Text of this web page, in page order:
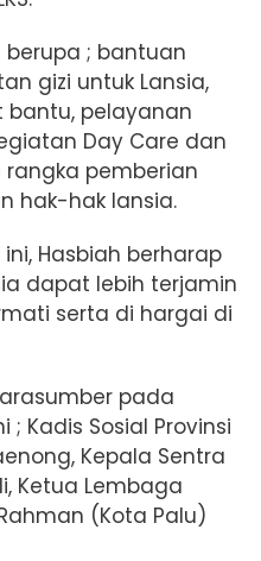
; bantuan
gizi untuk Lansia,
pelayanan
Day Care dan
pemberian
hak-hak lansia.
Hasbiah berharap
dapat lebih terjamin
serta di hargai di
pada
Kadis Sosial Provinsi
Kepala Sentra
Ketua Lembaga
(Kota Palu)